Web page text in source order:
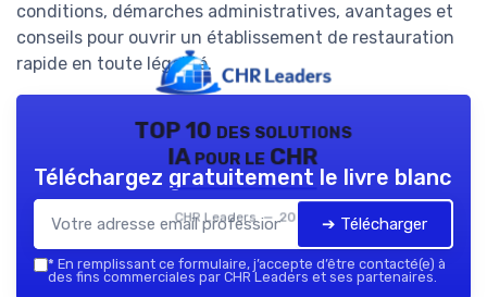
conditions, démarches administratives, avantages et
conseils pour ouvrir un établissement de restauration
rapide en toute légalité.
TOP 10 des solutions
IA pour le CHR
CHR Leaders — 2026
Téléchargez gratuitement le livre blanc
➔ Télécharger
* En remplissant ce formulaire, j’accepte d’être contacté(e) à
des fins commerciales par CHR Leaders et ses partenaires.